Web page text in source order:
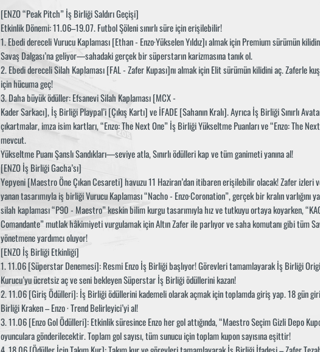
[ENZO “Peak Pitch” İş Birliği Saldırı Geçişi]
Etkinlik Dönemi: 11.06–19.07. Futbol Şöleni sınırlı süre için erişilebilir!
1. Ebedi dereceli Vurucu Kaplaması [Ethan - Enzo·Yükselen Yıldız]ı almak için Premium sürümün
Savaş Dalgası’na geliyor—sahadaki gerçek bir süperstarın karizmasına tanık ol.
2. Ebedi dereceli Silah Kaplaması [FAL - Zafer Kupası]nı almak için Elit sürümün kilidini aç. Zaferle
için hücuma geç!
3. Daha büyük ödüller: Efsanevi Silah Kaplaması [MCX -
Kader Sarkacı], İş Birliği Playpal’i [Çıkış Kartı] ve İFADE [Sahanın Kralı]. Ayrıca İş Birliği Sınırlı
çıkartmalar, imza isim kartları, “Enzo: The Next One” İş Birliği Yükseltme Puanları ve “Enzo: The
mevcut.
Yükseltme Puanı Şanslı Sandıkları—seviye atla, Sınırlı ödülleri kap ve tüm ganimeti yanına al!
[ENZO İş Birliği Gacha’sı]
Yepyeni [Maestro Öne Çıkan Cesareti] havuzu 11 Haziran’dan itibaren erişilebilir olacak! Zafer izleri
yanan tasarımıyla iş birliği Vurucu Kaplaması “Nacho - Enzo·Coronation”, gerçek bir kralın varlığını
silah kaplaması “P90 - Maestro” keskin bilim kurgu tasarımıyla hız ve tutkuyu ortaya koyarken,
Comandante” mutlak hâkimiyeti vurgulamak için Altın Zafer ile parlıyor ve saha komutanı gibi tüm
yönetmene yardımcı oluyor!
[ENZO İş Birliği Etkinliği]
1. 11.06 [Süperstar Denemesi]: Resmi Enzo İş Birliği başlıyor! Görevleri tamamlayarak İş Birliği
Kurucu’yu ücretsiz aç ve seni bekleyen Süperstar İş Birliği ödüllerini kazan!
2. 11.06 [Giriş Ödülleri]: İş Birliği ödüllerini kademeli olarak açmak için toplamda giriş yap. 18 gün
Birliği Kraken – Enzo · Trend Belirleyici’yi al!
3. 11.06 [Enzo Gol Ödülleri]: Etkinlik süresince Enzo her gol attığında, “Maestro Seçim Gizli Depo
oyunculara gönderilecektir. Toplam gol sayısı, tüm sunucu için toplam kupon sayısına eşittir!